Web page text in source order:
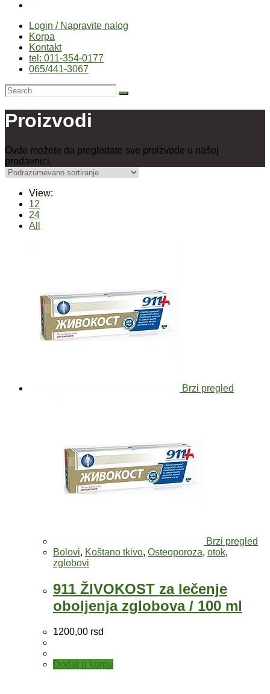
Login / Napravite nalog
Korpa
Kontakt
tel: 011-354-0177
065/441-3067
Proizvodi
Ovde možete da pregledate sve proizvode u našoj
prodavnici.
View:
12
24
All
Brzi pregled
Brzi pregled
Bolovi, Koštano tkivo, Osteoporoza, otok,
zglobovi
911 ŽIVOKOST za lečenje
oboljenja zglobova / 100 ml
1200,00 rsd
Dodaj u korpu